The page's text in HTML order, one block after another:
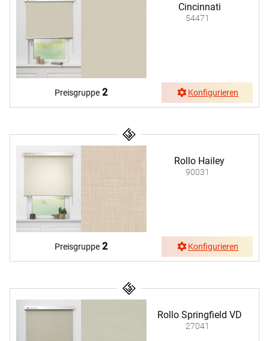
Cincinnati
54471
Preisgruppe 2 Konfigurieren
Rollo Hailey
90031
Preisgruppe 2 Konfigurieren
Rollo Springfield VD
27041